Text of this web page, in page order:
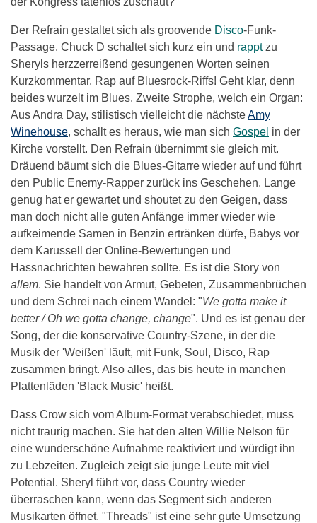
Der Refrain gestaltet sich als groovende Disco-Funk-
Passage. Chuck D schaltet sich kurz ein und rapptzu
Sheryls herzzerreißend gesungenen Worten seinen
Kurzkommentar. Rap auf Bluesrock-Riffs! Geht klar, denn
beides wurzelt im Blues. Zweite Strophe, welch ein Organ:
Aus Andra Day, stilistisch vielleicht die nächsteAmy
Winehouse, schallt es heraus, wie man sich Gospel in der
Kirche vorstellt. Den Refrain übernimmt sie gleich mit.
Dräuend bäumt sich die Blues-Gitarre wieder auf und führt
den Public Enemy-Rapper zurück ins Geschehen. Lange
genug hat er gewartet und shoutet zu den Geigen, dass
man doch nicht alle guten Anfänge immer wieder wie
aufkeimende Samen in Benzin ertränken dürfe, Babys vor
dem Karussell der Online-Bewertungen und
Hassnachrichten bewahren sollte. Es ist die Story von
allem. Sie handelt von Armut, Gebeten, Zusammenbrüchen
und dem Schrei nach einem Wandel: "We gotta make it
better / Oh we gotta change, change". Und es ist genau der
Song, der die konservative Country-Szene, in der die
Musik der 'Weißen' läuft, mit Funk, Soul, Disco, Rap
zusammen bringt. Also alles, das bis heute in manchen
Plattenläden 'Black Music' heißt.
Dass Crow sich vom Album-Format verabschiedet, muss
nicht traurig machen. Sie hat den alten Willie Nelson für
eine wunderschöne Aufnahme reaktiviert und würdigt ihn
zu Lebzeiten. Zugleich zeigt sie junge Leute mit viel
Potential. Sheryl führt vor, dass Country wieder
überraschen kann, wenn das Segment sich anderen
Musikarten öffnet. "Threads" ist eine sehr gute Umsetzung